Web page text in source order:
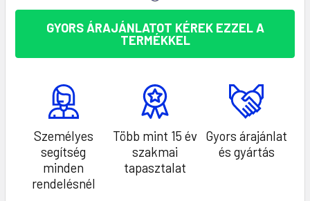
GYORS ÁRAJÁNLATOT KÉREK EZZEL A
TERMÉKKEL
Személyes
segítség
minden
rendelésnél
Több mint 15 év
szakmai
tapasztalat
Gyors árajánlat
és gyártás